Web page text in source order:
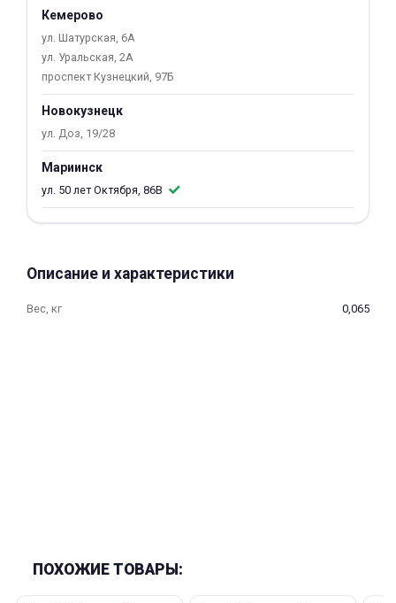
Кемерово
ул. Шатурская, 6А
ул. Уральская, 2А
проспект Кузнецкий, 97Б
Новокузнецк
ул. Доз, 19/28
Мариинск
ул. 50 лет Октября, 86В
Описание и характеристики
Вес, кг 0,065
ПОХОЖИЕ ТОВАРЫ:
об оплате Плайтом
раз в 2
недели
plait.ru